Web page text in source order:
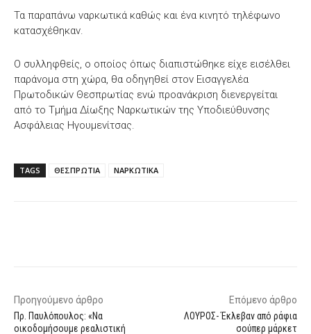
Τα παραπάνω ναρκωτικά καθώς και ένα κινητό τηλέφωνο
κατασχέθηκαν.
Ο συλληφθείς, ο οποίος όπως διαπιστώθηκε είχε εισέλθει
παράνομα στη χώρα, θα οδηγηθεί στον Εισαγγελέα
Πρωτοδικών Θεσπρωτίας ενώ προανάκριση διενεργείται
από το Τμήμα Δίωξης Ναρκωτικών της Υποδιεύθυνσης
Ασφάλειας Ηγουμενίτσας.
TAGS ΘΕΣΠΡΩΤΙΑ ΝΑΡΚΩΤΙΚΑ
Προηγούμενο άρθρο
Πρ. Παυλόπουλος: «Να
οικοδομήσουμε ρεαλιστική
Επόμενο άρθρο
ΛΟΥΡΟΣ- Έκλεβαν από ράφια
σούπερ μάρκετ